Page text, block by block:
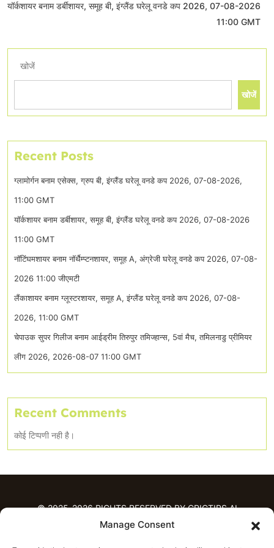
Manage Consent
यॉर्कशायर बनाम डर्बीशायर, समूह बी, इंग्लैंड घरेलू वनडे कप 2026, 07-08-2026
11:00 GMT
खोजें
खोजें
Recent Posts
ग्लामोर्गन बनाम एसेक्स, ग्रुप बी, इंग्लैंड घरेलू वनडे कप 2026, 07-08-2026,
11:00 GMT
यॉर्कशायर बनाम डर्बीशायर, समूह बी, इंग्लैंड घरेलू वनडे कप 2026, 07-08-2026
11:00 GMT
नॉटिंघमशायर बनाम नॉर्थैम्प्टनशायर, समूह A, अंग्रेजी घरेलू वनडे कप 2026, 07-08-
2026 11:00 जीएमटी
लैंकाशायर बनाम ग्लूस्टरशायर, समूह A, इंग्लैंड घरेलू वनडे कप 2026, 07-08-
2026, 11:00 GMT
चेपाउक सुपर गिलीज बनाम आईड्रीम तिरुपुर तमिज्हान्स, 5वां मैच, तमिलनाडु प्रीमियर
लीग 2026, 2026-08-07 11:00 GMT
Recent Comments
कोई टिप्पणी नही है।
© 2025-2026 RIGHTS RESERVED BY CRICTIPS.AI